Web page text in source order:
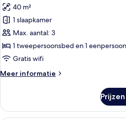
voor
Comfort
studio
laden
40 m²
1 slaapkamer
Max. aantal: 3
1 tweepersoonsbed en 1
Gratis wifi
Meer informatie
Meer
studio